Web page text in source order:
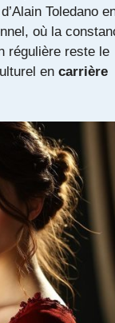
Toledano
où la
régulière reste le
en carrière